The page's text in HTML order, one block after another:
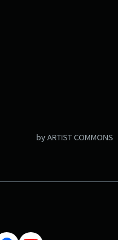
by ARTIST COMMONS